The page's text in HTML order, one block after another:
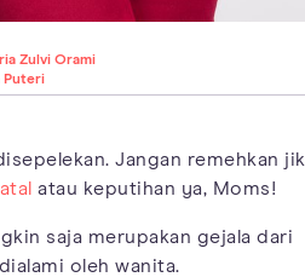
Zulvi Orami
Puteri
Jangan remehkan
atau keputihan ya, Moms!
saja merupakan gejala dari
oleh wanita.